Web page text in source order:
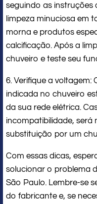
seguindo as instruções
limpeza minuciosa em
morna e produtos
calcificação. Após a
chuveiro e teste seu
6. Verifique a voltagem:
indicada no chuveiro
da sua rede elétrica.
incompatibilidade, será
substituição por um
Com essas dicas,
solucionar o problema
São Paulo. Lembre-se
do fabricante e, se